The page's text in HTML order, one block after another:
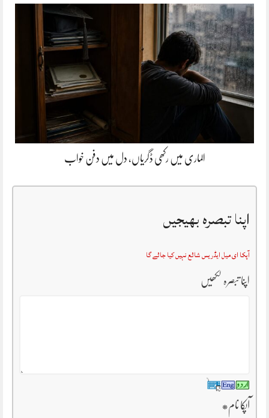
الماری میں رکھی ڈگریاں، دل میں دفن خواب
اپنا تبصرہ بھیجیں
آپکا ای میل ایڈریس شائع نہیں کیا جائے گا
اپنا تبصرہ لکھیں
آپکا نام*